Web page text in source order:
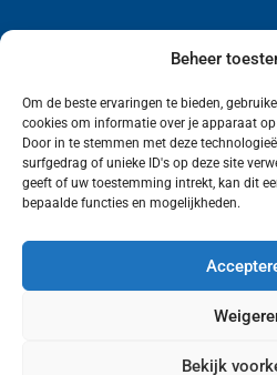
Beheer
Om de beste ervaringen te bieden,
cookies om informatie over je apparaat
Door in te stemmen met deze
surfgedrag of unieke ID's op deze site
geeft of uw toestemming intrekt, kan dit
bepaalde functies en mogelijkheden.
Bekijk
Wij van FranekerActueel.nl
in de Gemeente